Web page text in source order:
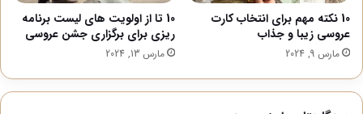
10 نکته مهم برای انتخاب کارت
عروسی زیبا و جذاب
مارس 9, 2024
10 تا از اولویت های لیست برنامه
ریزی برای برگزاری جشن عروسی
مارس 13, 2024